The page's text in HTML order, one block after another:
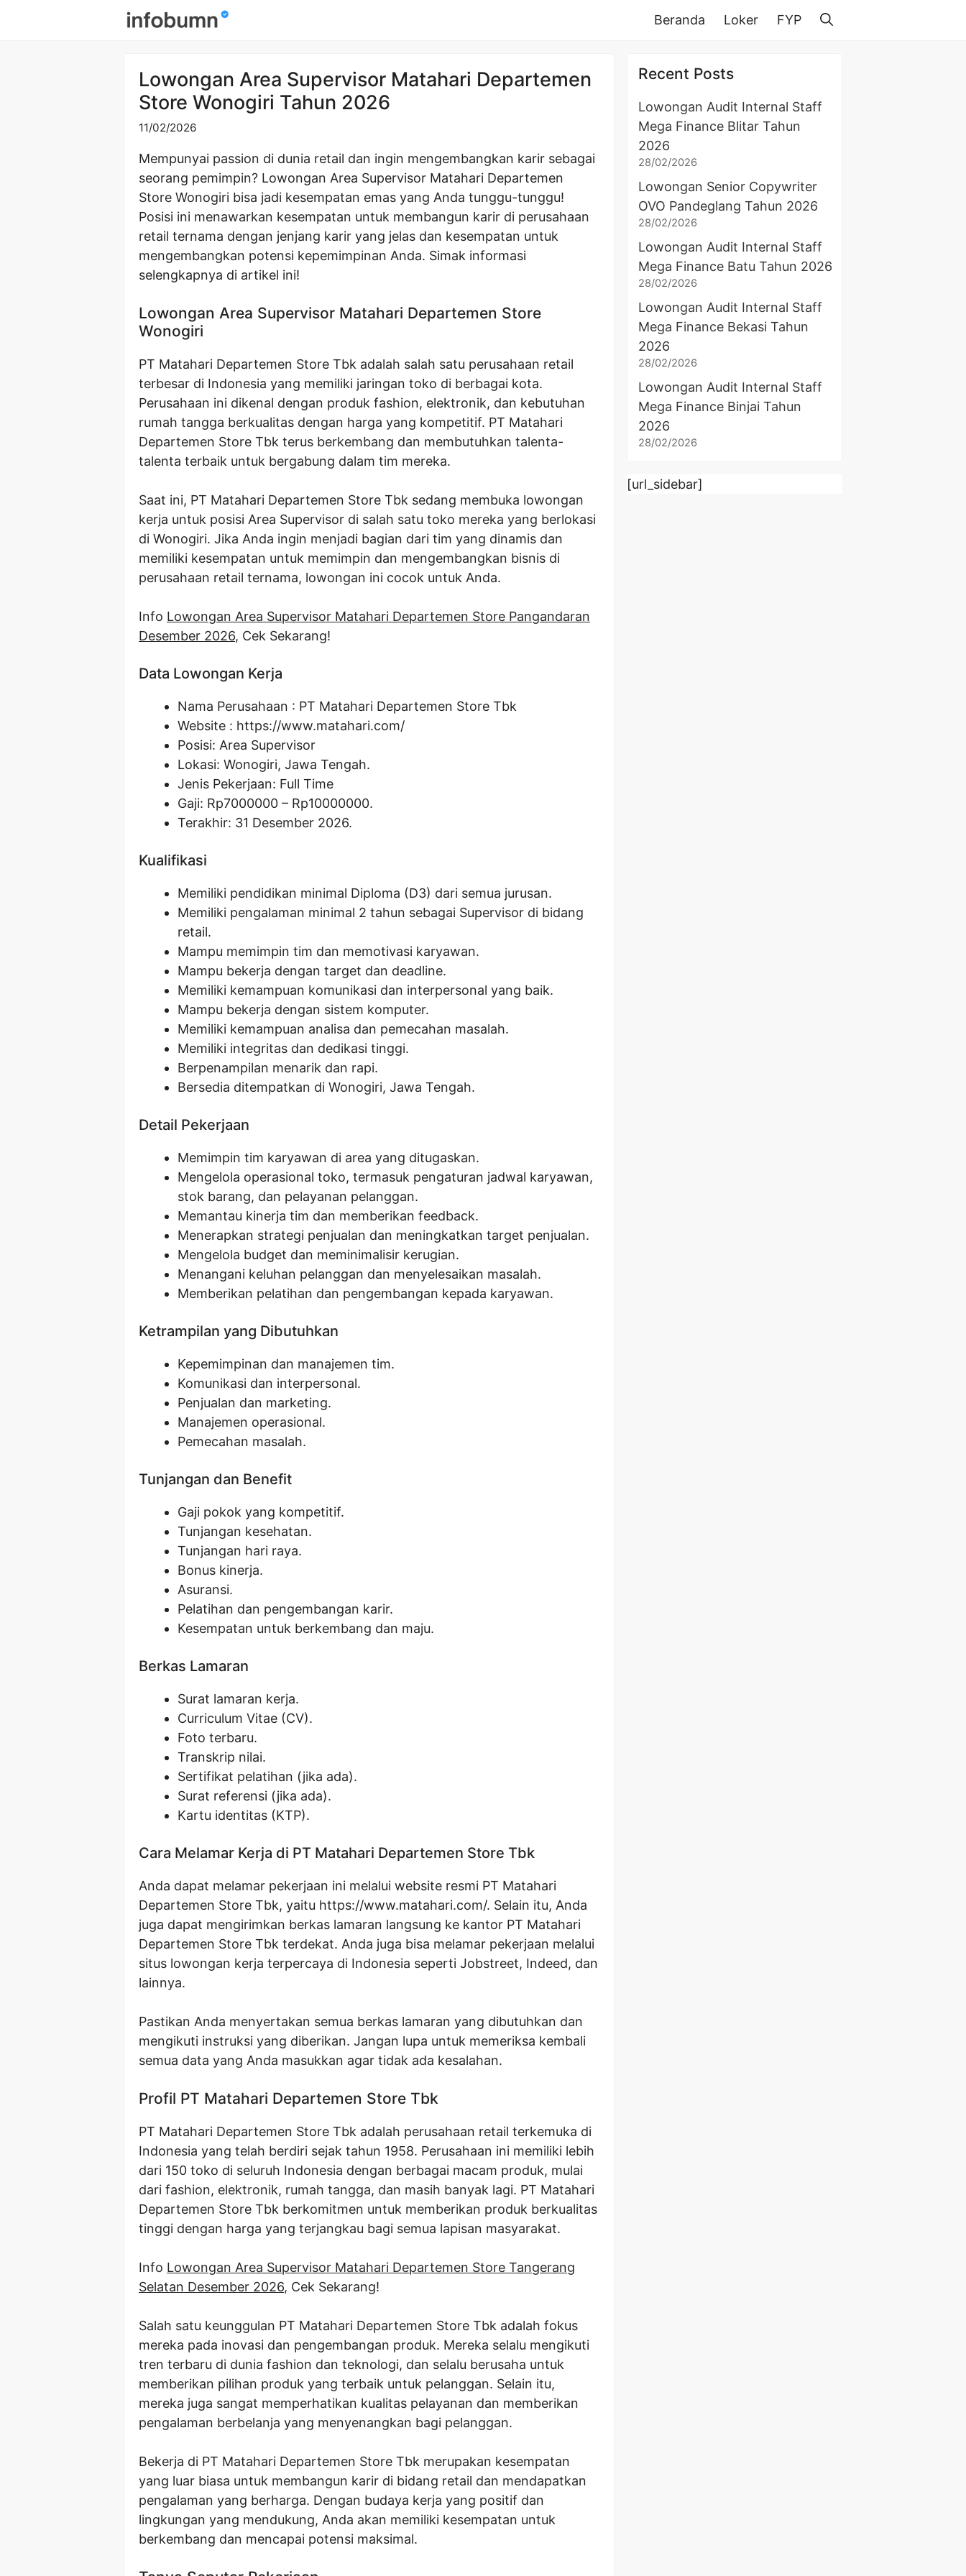
Beranda Loker FYP
Lowongan Area Supervisor Matahari Departemen
Store Wonogiri Tahun 2026
11/02/2026
Mempunyai passion di dunia retail dan ingin mengembangkan karir sebagai
seorang pemimpin? Lowongan Area Supervisor Matahari Departemen
Store Wonogiri bisa jadi kesempatan emas yang Anda tunggu-tunggu!
Posisi ini menawarkan kesempatan untuk membangun karir di perusahaan
retail ternama dengan jenjang karir yang jelas dan kesempatan untuk
mengembangkan potensi kepemimpinan Anda. Simak informasi
selengkapnya di artikel ini!
Lowongan Area Supervisor Matahari Departemen Store
Wonogiri
PT Matahari Departemen Store Tbk adalah salah satu perusahaan retail
terbesar di Indonesia yang memiliki jaringan toko di berbagai kota.
Perusahaan ini dikenal dengan produk fashion, elektronik, dan kebutuhan
rumah tangga berkualitas dengan harga yang kompetitif. PT Matahari
Departemen Store Tbk terus berkembang dan membutuhkan talenta-
talenta terbaik untuk bergabung dalam tim mereka.
Saat ini, PT Matahari Departemen Store Tbk sedang membuka lowongan
kerja untuk posisi Area Supervisor di salah satu toko mereka yang berlokasi
di Wonogiri. Jika Anda ingin menjadi bagian dari tim yang dinamis dan
memiliki kesempatan untuk memimpin dan mengembangkan bisnis di
perusahaan retail ternama, lowongan ini cocok untuk Anda.
Info Lowongan Area Supervisor Matahari Departemen Store Pangandaran
Desember 2026, Cek Sekarang!
Data Lowongan Kerja
Nama Perusahaan : PT Matahari Departemen Store Tbk
Website : https://www.matahari.com/
Posisi: Area Supervisor
Lokasi: Wonogiri, Jawa Tengah.
Jenis Pekerjaan: Full Time
Gaji: Rp7000000 – Rp10000000.
Terakhir: 31 Desember 2026.
Kualifikasi
Memiliki pendidikan minimal Diploma (D3) dari semua jurusan.
Memiliki pengalaman minimal 2 tahun sebagai Supervisor di bidang
retail.
Mampu memimpin tim dan memotivasi karyawan.
Mampu bekerja dengan target dan deadline.
Memiliki kemampuan komunikasi dan interpersonal yang baik.
Mampu bekerja dengan sistem komputer.
Memiliki kemampuan analisa dan pemecahan masalah.
Memiliki integritas dan dedikasi tinggi.
Berpenampilan menarik dan rapi.
Bersedia ditempatkan di Wonogiri, Jawa Tengah.
Detail Pekerjaan
Memimpin tim karyawan di area yang ditugaskan.
Mengelola operasional toko, termasuk pengaturan jadwal karyawan,
stok barang, dan pelayanan pelanggan.
Memantau kinerja tim dan memberikan feedback.
Menerapkan strategi penjualan dan meningkatkan target penjualan.
Mengelola budget dan meminimalisir kerugian.
Menangani keluhan pelanggan dan menyelesaikan masalah.
Memberikan pelatihan dan pengembangan kepada karyawan.
Ketrampilan yang Dibutuhkan
Kepemimpinan dan manajemen tim.
Komunikasi dan interpersonal.
Penjualan dan marketing.
Manajemen operasional.
Pemecahan masalah.
Tunjangan dan Benefit
Gaji pokok yang kompetitif.
Tunjangan kesehatan.
Tunjangan hari raya.
Bonus kinerja.
Asuransi.
Pelatihan dan pengembangan karir.
Kesempatan untuk berkembang dan maju.
Berkas Lamaran
Surat lamaran kerja.
Curriculum Vitae (CV).
Foto terbaru.
Transkrip nilai.
Sertifikat pelatihan (jika ada).
Surat referensi (jika ada).
Kartu identitas (KTP).
Cara Melamar Kerja di PT Matahari Departemen Store Tbk
Anda dapat melamar pekerjaan ini melalui website resmi PT Matahari
Departemen Store Tbk, yaitu https://www.matahari.com/. Selain itu, Anda
juga dapat mengirimkan berkas lamaran langsung ke kantor PT Matahari
Departemen Store Tbk terdekat. Anda juga bisa melamar pekerjaan melalui
situs lowongan kerja terpercaya di Indonesia seperti Jobstreet, Indeed, dan
lainnya.
Pastikan Anda menyertakan semua berkas lamaran yang dibutuhkan dan
mengikuti instruksi yang diberikan. Jangan lupa untuk memeriksa kembali
semua data yang Anda masukkan agar tidak ada kesalahan.
Profil PT Matahari Departemen Store Tbk
PT Matahari Departemen Store Tbk adalah perusahaan retail terkemuka di
Indonesia yang telah berdiri sejak tahun 1958. Perusahaan ini memiliki lebih
dari 150 toko di seluruh Indonesia dengan berbagai macam produk, mulai
dari fashion, elektronik, rumah tangga, dan masih banyak lagi. PT Matahari
Departemen Store Tbk berkomitmen untuk memberikan produk berkualitas
tinggi dengan harga yang terjangkau bagi semua lapisan masyarakat.
Info Lowongan Area Supervisor Matahari Departemen Store Tangerang
Selatan Desember 2026, Cek Sekarang!
Salah satu keunggulan PT Matahari Departemen Store Tbk adalah fokus
mereka pada inovasi dan pengembangan produk. Mereka selalu mengikuti
tren terbaru di dunia fashion dan teknologi, dan selalu berusaha untuk
memberikan pilihan produk yang terbaik untuk pelanggan. Selain itu,
mereka juga sangat memperhatikan kualitas pelayanan dan memberikan
pengalaman berbelanja yang menyenangkan bagi pelanggan.
Bekerja di PT Matahari Departemen Store Tbk merupakan kesempatan
yang luar biasa untuk membangun karir di bidang retail dan mendapatkan
pengalaman yang berharga. Dengan budaya kerja yang positif dan
lingkungan yang mendukung, Anda akan memiliki kesempatan untuk
berkembang dan mencapai potensi maksimal.
Recent Posts
Lowongan Audit Internal Staff
Mega Finance Blitar Tahun
2026
28/02/2026
Lowongan Senior Copywriter
OVO Pandeglang Tahun 2026
28/02/2026
Lowongan Audit Internal Staff
Mega Finance Batu Tahun 2026
28/02/2026
Lowongan Audit Internal Staff
Mega Finance Bekasi Tahun
2026
28/02/2026
Lowongan Audit Internal Staff
Mega Finance Binjai Tahun
2026
28/02/2026
[url_sidebar]